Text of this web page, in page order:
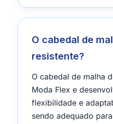
O cabedal de
resistente?
O cabedal de malha
Moda Flex e
flexibilidade e
sendo adequado